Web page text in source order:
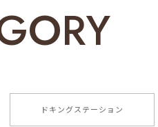
かで使い心地はよいです。
す。
ドキングステーション